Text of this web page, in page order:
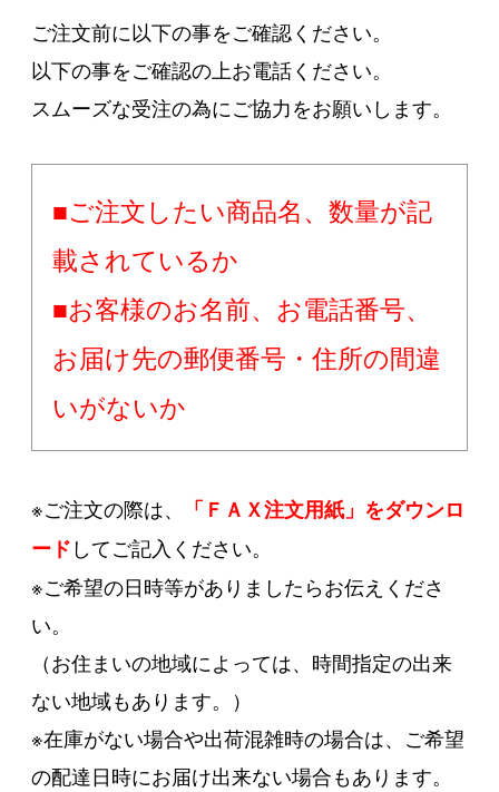
ご注文前に以下の事をご確認ください。
以下の事をご確認の上お電話ください。
スムーズな受注の為にご協力をお願いします。
■ご注文したい商品名、数量が記
載されているか
■お客様のお名前、お電話番号、
お届け先の郵便番号・住所の間違
いがないか
※ご注文の際は、
「ＦＡＸ注文用紙」をダウンロ
ードしてご記入ください。
※ご希望の日時等がありましたらお伝えくださ
い。
（お住まいの地域によっては、時間指定の出来
ない地域もあります。）
※在庫がない場合や出荷混雑時の場合は、ご希望
の配達日時にお届け出来ない場合もあります。